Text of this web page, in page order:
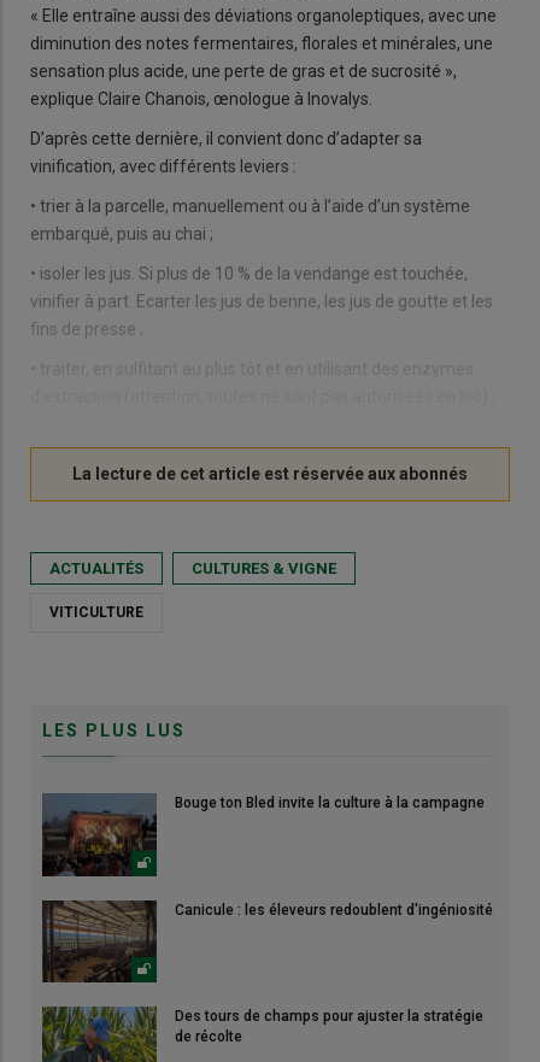
« Elle entraîne aussi des déviations organoleptiques, avec une
diminution des notes fermentaires, florales et minérales, une
sensation plus acide, une perte de gras et de sucrosité »,
explique Claire Chanois, œnologue à Inovalys.
D’après cette dernière, il convient donc d’adapter sa
vinification, avec différents leviers :
• trier à la parcelle, manuellement ou à l’aide d’un système
embarqué, puis au chai ;
• isoler les jus. Si plus de 10 % de la vendange est touchée,
vinifier à part. Ecarter les jus de benne, les jus de goutte et les
fins de presse ;
ACTUALITÉS CULTURES & VIGNE
VITICULTURE
LES PLUS LUS
Bouge ton Bled invite la culture à la campagne
Canicule : les éleveurs redoublent d'ingéniosité
Des tours de champs pour ajuster la stratégie
de récolte